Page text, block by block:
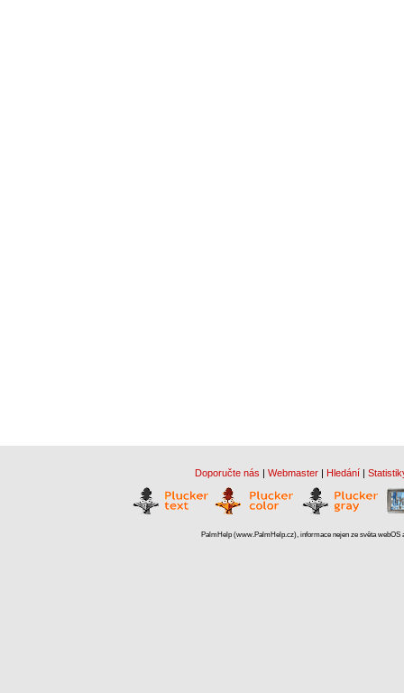
Doporučte nás | Webmaster | Hledání |
PalmHelp (www.PalmHelp.cz), informace nejen ze světa